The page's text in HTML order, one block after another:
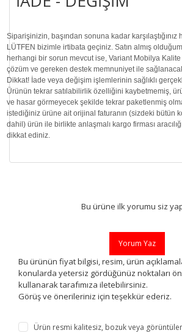
Siparişinizin, başından sonuna kadar karşılaştığınız
LÜTFEN bizimle irtibata geçiniz. Satın almış
herhangi bir sorun mevcut ise, Variant Mobilya Kalite
çözüm ve gereken destek memnuniyet ile
Dikkat! İade veya değişim işlemlerinin sağlıklı
Ürünün tekrar satılabilirlik özelliğini kaybetmemiş,
ve hasar görmeyecek şekilde tekrar paketlenmiş
istediğiniz ürüne ait orijinal faturanın (sizdeki bütün
dahil) ürün ile birlikte anlaşmalı kargo firması
dikkat ediniz.
Bu ürüne ilk yorumu siz
Yorum Yaz
Bu ürünün fiyat bilgisi, resim, ürün
konularda yetersiz gördüğünüz noktaları
kullanarak tarafımıza iletebilirsiniz.
Görüş ve önerileriniz için teşekkür ederiz.
Ürün resmi kalitesiz, bozuk veya